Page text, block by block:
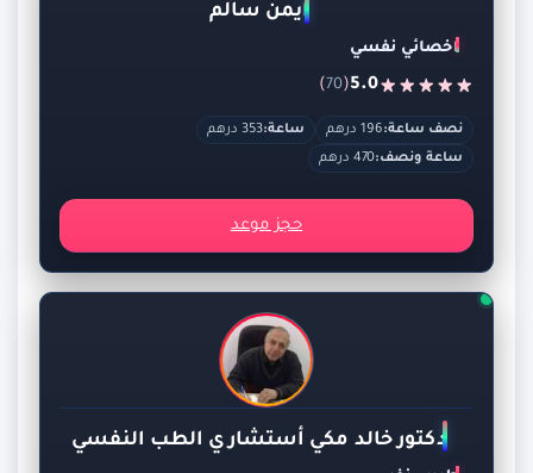
ايمن سالم
اخصائي نفسي
5.0
(
70
)
نصف ساعة:196 درهم ساعة:353 درهم
ساعة ونصف:470 درهم
حجز موعد
دكتور خالد مكي أستشاري الطب النفسي